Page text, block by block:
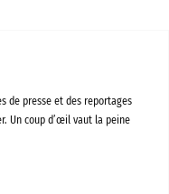
de presse et des reportages
Un coup d’œil vaut la peine